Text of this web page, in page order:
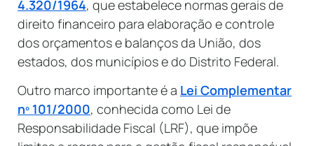
4.320/1964, que estabelece normas gerais de
direito financeiro para elaboração e controle
dos orçamentos e balanços da União, dos
estados, dos municípios e do Distrito Federal.
Outro marco importante é a Lei Complementar
nº 101/2000, conhecida como Lei de
Responsabilidade Fiscal (LRF), que impõe